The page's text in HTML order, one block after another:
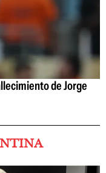
de Jorge